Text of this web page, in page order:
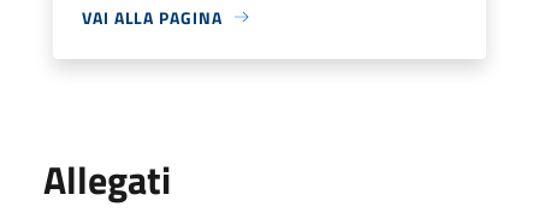
VAI ALLA PAGINA
Allegati